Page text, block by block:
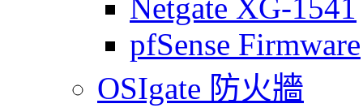
Netgate XG-1541
pfSense Firmware
OSIgate 防火牆